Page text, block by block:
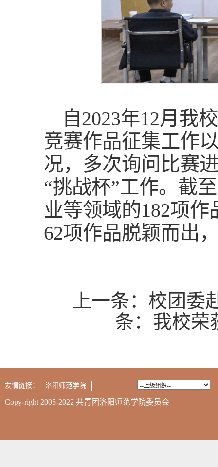
自2023年12月我
竞赛作品征集工作
况，多次询问比赛
“挑战杯”工作。截
业等领域的182项
62项作品脱颖而出
上一条： 校团委
条： 我校荣
友情链接： 洛阳师范学院
Copy-right 2005-2022 共青团洛阳师范学院委员会